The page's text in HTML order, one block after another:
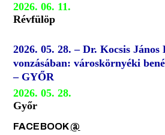
2026. 06. 11.
Révfülöp
2026. 05. 28. – Dr. Kocsis János
vonzásában: városkörnyéki
– GYŐR
2026. 05. 28.
Győr
FACEBOOK@